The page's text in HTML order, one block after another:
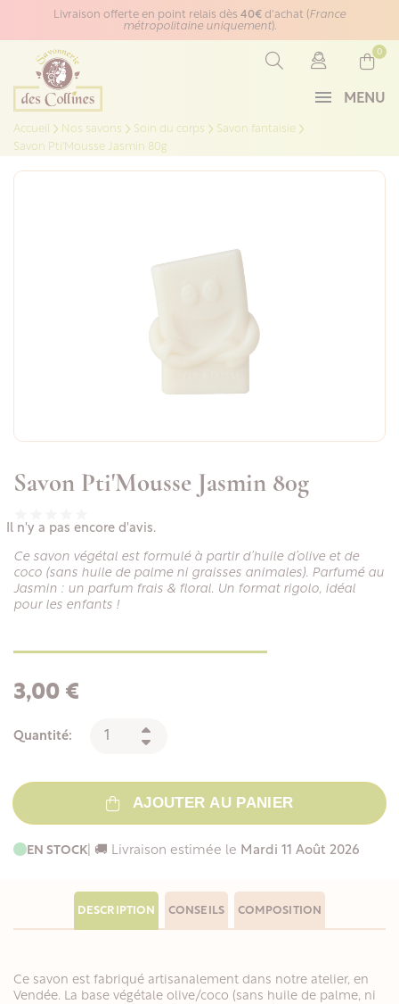
Panneau de gestion des cookies
Livraison offerte en point relais dès 40€ d'achat (France
métropolitaine uniquement).
MENU
0
Accueil Nos savons Soin du corps
Savon fantaisie
Savon Pti'Mousse Jasmin 80g
Savon Pti'Mousse Jasmin 80g
Il n'y a pas encore d'avis.
Ce savon végétal est formulé à partir d’huile d’olive et de
coco (sans huile de palme ni graisses animales). Parfumé au
Jasmin : un parfum frais & floral. Un format rigolo, idéal
pour les enfants !
3,00 €
Quantité:
AJOUTER AU PANIER
EN STOCK | 🚚 Livraison estimée le Mardi 11 Août 2026
DESCRIPTION CONSEILS COMPOSITION
Ce savon est fabriqué artisanalement dans notre atelier, en
Vendée. La base végétale olive/coco (sans huile de palme, ni